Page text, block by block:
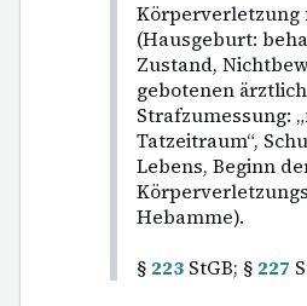
Körperverletzung
(Hausgeburt:
Zustand,
gebotenen
Strafzumessung:
Tatzeitraum“,
Lebens, Beginn
Hebamme).
§ 223 StGB; § 227